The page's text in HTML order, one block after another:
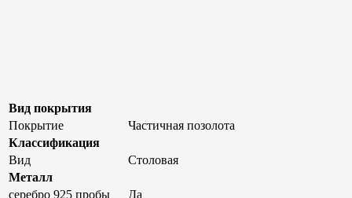
Вид покрытия
Покрытие
Частичная позолота
Классификация
Вид
Столовая
Металл
серебро 925 пробы
Да